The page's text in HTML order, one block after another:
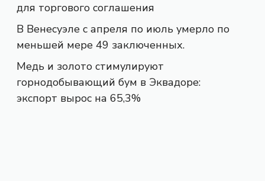
для торгового соглашения
В Венесуэле с апреля по июль умерло по
меньшей мере 49 заключенных.
Медь и золото стимулируют
горнодобывающий бум в Эквадоре:
экспорт вырос на 65,3%